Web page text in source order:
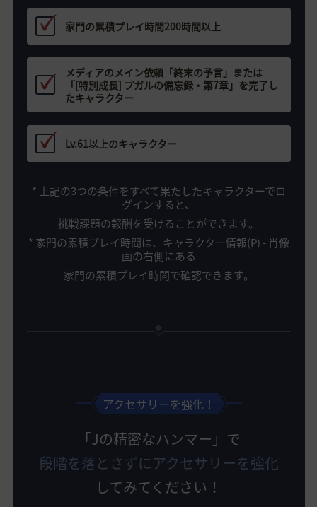
家門の累積プレイ時間200時間以上
メディアのメイン依頼「終末の予言」または
「[特別成長] プガルの備忘録・第7章」を完了し
たキャラクター
Lv.61以上のキャラクター
* 上記の3つの条件をすべて果たしたキャラクターでロ
グインすると、
挑戦課題の報酬を受けることができます。
* 家門の累積プレイ時間は、キャラクター情報(P) - 肖像
画の右側にある
家門の累積プレイ時間で確認できます。
アクセサリーを強化！
「Jの精密なハンマー」で
段階を落とさずにアクセサリーを強化
してみてください！